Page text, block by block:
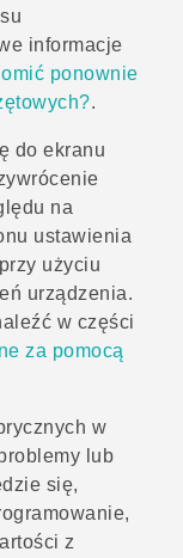
informacje
ponownie
.
do ekranu
na
ustawienia
użyciu
urządzenia.
w części
za pomocą
w
lub
się,
z